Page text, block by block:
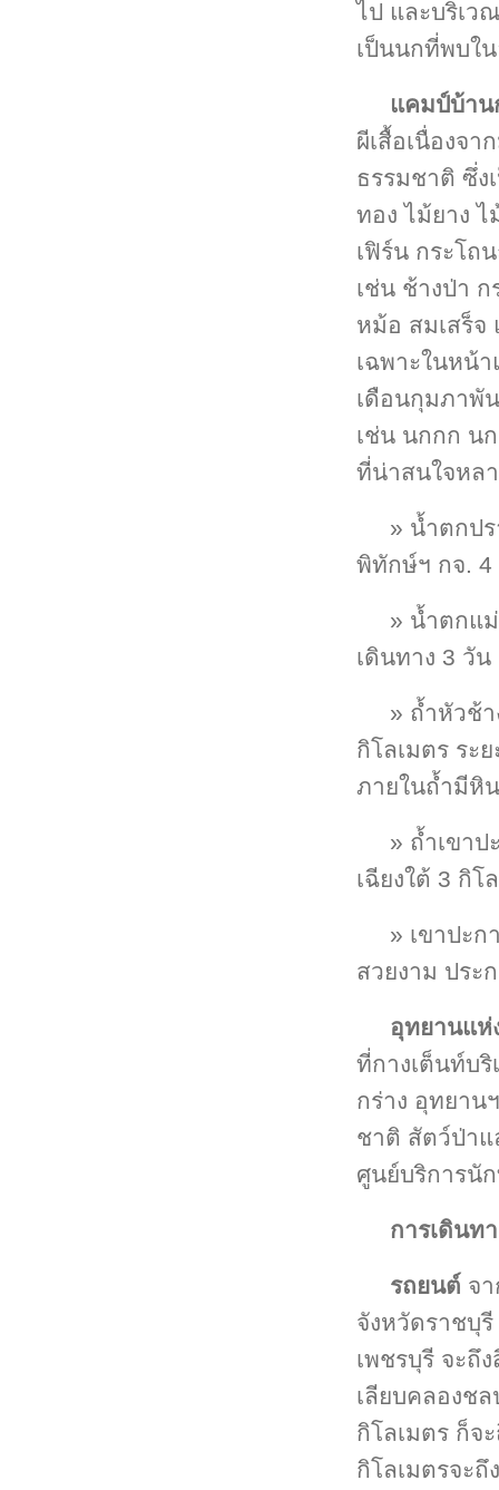
ไป และบริเว
เป็นนกที่พบใ
แคมป์บ้าน
ผีเสื้อเนื่องจ
ธรรมชาติ ซึ่ง
ทอง ไม้ยาง
เฟิร์น กระโ
เช่น ช้างป่า ก
หม้อ สมเสร็จ
เฉพาะในหน้
เดือนกุมภาพั
เช่น นกกก น
ที่น่าสนใจหล
» น้ำตกป
พิทักษ์ฯ กจ. 4
» น้ำตกแม่
เดินทาง 3 วั
» ถ้ำหัวช้
กิโลเมตร ระ
ภายในถ้ำมีหิ
» ถ้ำเขา
เฉียงใต้ 3 กิ
» เขาปะ
สวยงาม ประ
อุทยานแห่
ที่กางเต็นท์บ
กร่าง อุทยาน
ชาติ สัตว์ป่าแ
ศูนย์บริการนั
การเดินท
รถยนต์ จ
จังหวัดราชบุ
เพชรบุรี จะถึ
เลียบคลองช
กิโลเมตร ก็จ
กิโลเมตรจะ